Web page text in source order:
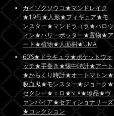
カイゾクソウコ★マンドレイク
★19号★人形★フィギュア★モ
ンスター★マンドラゴラ★ハロウ
ィン★ハリーポッター★置物★ア
ート★植物★人面樹★UMA
60’S★ドラキュラ★ポケットウォ
ッチ★手巻き★懐中時計★アート
★からくり時計★オートマトン★
吸血鬼★モンスター★ジョーク★
セクシー★エロ★SEX★珍品★ヴ
ァンパイア★セディショナリーズ
★コレクション